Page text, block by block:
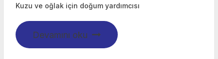
Kuzu ve oğlak için doğum yardımcısı
Devamını oku